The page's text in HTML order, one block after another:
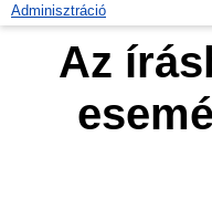
Adminisztráció
Az